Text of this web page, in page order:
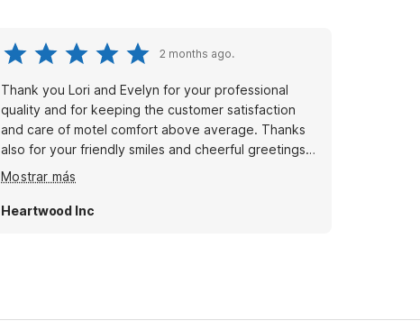
2 months ago.
Thank you Lori and Evelyn for your professional
quality and for keeping the customer satisfaction
and care of motel comfort above average. Thanks
also for your friendly smiles and cheerful greetings
to make me feel welcome. Thank you Motel 6 staff,
Richfield, Ohio.
Mostrar más
Heartwood Inc